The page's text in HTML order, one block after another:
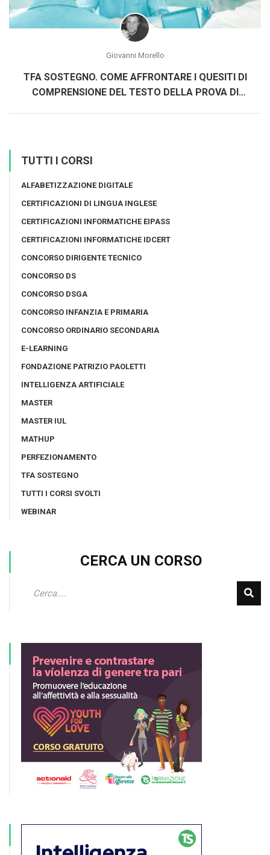
Giovanni Morello
TFA SOSTEGNO. COME AFFRONTARE I QUESITI DI
COMPRENSIONE DEL TESTO DELLA PROVA DI
TUTTI I CORSI
ALFABETIZZAZIONE DIGITALE
CERTIFICAZIONI DI LINGUA INGLESE
CERTIFICAZIONI INFORMATICHE EIPASS
CERTIFICAZIONI INFORMATICHE IDCERT
CONCORSO DIRIGENTE TECNICO
CONCORSO DS
CONCORSO DSGA
CONCORSO INFANZIA E PRIMARIA
CONCORSO ORDINARIO SECONDARIA
E-LEARNING
FONDAZIONE PATRIZIO PAOLETTI
INTELLIGENZA ARTIFICIALE
MASTER
MASTER IUL
MATHUP
PERFEZIONAMENTO
TFA SOSTEGNO
TUTTI I CORSI SVOLTI
WEBINAR
CERCA UN CORSO